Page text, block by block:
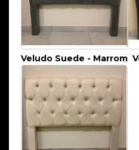
Veludo Suede - Marrom